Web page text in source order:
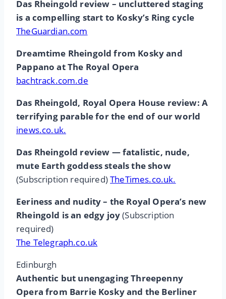
Das Rheingold review – uncluttered staging
is a compelling start to Kosky’s Ring cycle
TheGuardian.com
Dreamtime Rheingold from Kosky and
Pappano at The Royal Opera
bachtrack.com.de
Das Rheingold, Royal Opera House review: A
terrifying parable for the end of our world
inews.co.uk.
Das Rheingold review — fatalistic, nude,
mute Earth goddess steals the show
(Subscription required)TheTimes.co.uk.
Eeriness and nudity – the Royal Opera’s new
Rheingold is an edgy joy(Subscription
required)
The Telegraph.co.uk
Edinburgh
Authentic but unengaging Threepenny
Opera from Barrie Kosky and the Berliner